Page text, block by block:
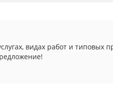
видах работ и типовых